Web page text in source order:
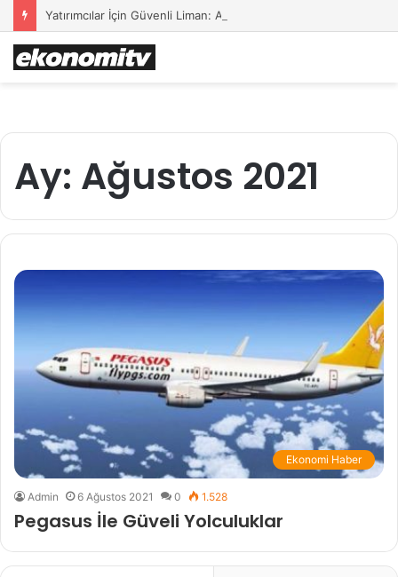
Yatırımcılar İçin Güvenli Liman: Altın Hâlâ İlk Sırada mı?
Ay: Ağustos 2021
Ekonomi Haber
Admin 6 Ağustos 2021 0 1.528
Pegasus İle Güveli Yolculuklar